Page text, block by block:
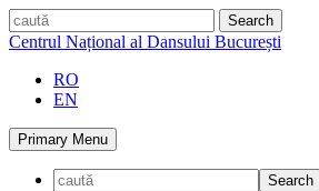
Skip
to
caută
Centrul Național al Dansului București
RO
EN
Primary Menu